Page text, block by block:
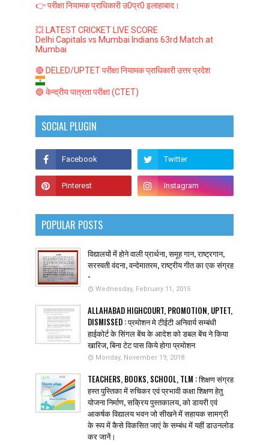
👉 परीक्षा नियामक प्राधिकारी उ0प्र0 इलाहाबाद।
💥 LATEST CRICKET LIVE SCORE
Delhi Capitals vs Mumbai Indians 63rd Match at
Mumbai
🔴 DELED/UPTET परीक्षा नियामक प्राधिकारी उत्तर प्रदेश
🔵 केन्द्रीय पात्रता परीक्षा (CTET)
SOCIAL PLUGIN
POPULAR POSTS
विद्यालयों में होने वाली प्रार्थना, समूह गान, राष्ट्रगान,
सरस्वती वंदना, वन्देमातरम, राष्ट्रीय गीत का एक संग्रह
-
Wednesday, February 11, 2015
ALLAHABAD HIGHCOURT, PROMOTION, UPTET,
DISMISSED : प्रमोशन मे टीईटी अनिवार्य सम्बंधी
हाईकोर्ट के सिंगल बेंच के आदेश को डबल बेंच ने किया
खारिज, बिना टेट पास किये होगा प्रमोशन
Monday, November 19, 2018
TEACHERS, BOOKS, SCHOOL, TLM : शिक्षण संग्रह
हस्त पुस्तिका में रुचिकर एवं प्रभावी कक्षा शिक्षण हेतु
योजना निर्माण, सक्रिय पुस्तकालय, को डायरी एवं
आकर्षक विद्यालय भवन जो सीखने में सहायक सामग्री
के रूप में कैसे विकसित जाएं के सम्बंध में यहीं डाउनलोड
कर जानें।